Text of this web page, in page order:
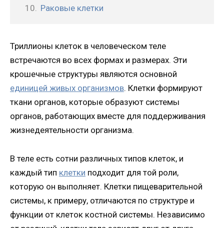
Раковые клетки
Триллионы клеток в человеческом теле
встречаются во всех формах и размерах. Эти
крошечные структуры являются основной
единицей живых организмов. Клетки формируют
ткани органов, которые образуют системы
органов, работающих вместе для поддерживания
жизнедеятельности организма.
В теле есть сотни различных типов клеток, и
каждый тип клетки подходит для той роли,
которую он выполняет. Клетки пищеварительной
системы, к примеру, отличаются по структуре и
функции от клеток костной системы. Независимо